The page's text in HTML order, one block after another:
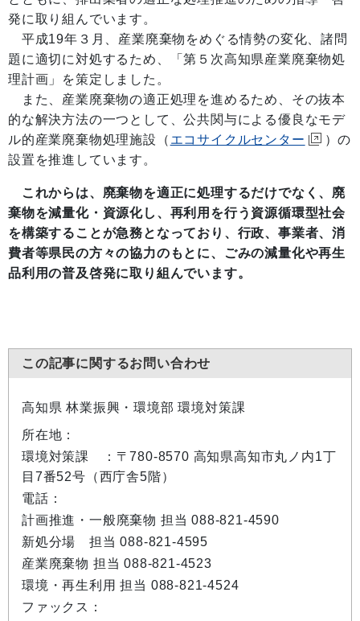
発に取り組んでいます。
平成19年３月、産業廃棄物をめぐる情勢の変化、諸問
題に適切に対処するため、「第５次高知県産業廃棄物処
理計画」を策定しました。
また、産業廃棄物の適正処理を進めるため、その抜本
的な解決方法の一つとして、公共関与による優良なモデ
ル的産業廃棄物処理施設（ エコサイクルセンター
）の
設置を推進しています。
これからは、廃棄物を適正に処理するだけでなく、廃
棄物を減量化・資源化し、再利用を行う資源循環型社会
を構築することが急務となっており、行政、事業者、消
費者等県民の方々の協力のもとに、ごみの減量化や再生
品利用の普及啓発に取り組んでいます。
この記事に関するお問い合わせ
高知県 林業振興・環境部 環境対策課
所在地：
環境対策課 ：〒780-8570 高知県高知市丸ノ内1丁
目7番52号（西庁舎5階）
電話：
計画推進・一般廃棄物 担当 088-821-4590
新処分場 担当 088-821-4595
産業廃棄物 担当 088-821-4523
環境・再生利用 担当 088-821-4524
ファックス：